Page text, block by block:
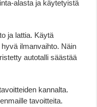
alasta ja käytetyistä
ja lattia. Käytä
ilmanvaihto. Näin
autotalli säästää
kannalta.
tavoitteita.